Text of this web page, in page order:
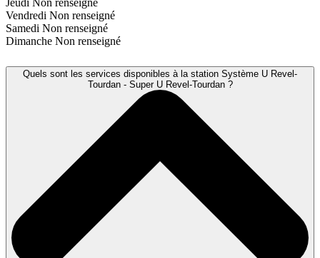
Vendredi Non renseigné
Samedi Non renseigné
Dimanche Non renseigné
Quels sont les services disponibles à la station Système U Revel-
Tourdan - Super U Revel-Tourdan ?